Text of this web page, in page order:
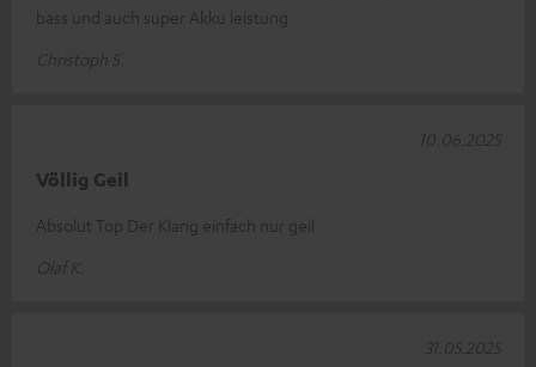
bass und auch super Akku leistung
Christoph S.
Völlig Geil
Absolut Top Der Klang einfach nur geil
Olaf K.
10.06.2025
31.05.2025